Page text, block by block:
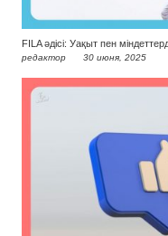
FILA әдісі: Уақыт пен
редактор 30 июня, 2025